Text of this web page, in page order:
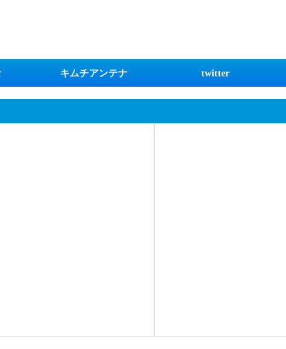
キムチアンテナ twitter